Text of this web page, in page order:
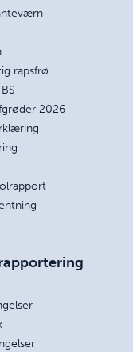
rapsfrø
2026